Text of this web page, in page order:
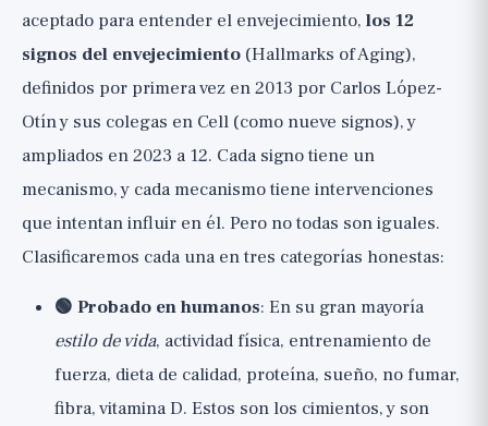
y los senolíticos
reservorio de regeneración
11. Inflamación crónica: el Inflammaging
12. Disbiosis: bacterias intestinales
Entonces, ¿por dónde empezar
La perspectiva amplia
aceptado para entender el envejecimiento, los 12
signos del envejecimiento (Hallmarks of Aging),
definidos por primera vez en 2013 por Carlos López-
Otín y sus colegas en Cell (como nueve signos), y
ampliados en 2023 a 12. Cada signo tiene un
mecanismo, y cada mecanismo tiene intervenciones
que intentan influir en él. Pero no todas son iguales.
Clasificaremos cada una en tres categorías honestas:
🟢 Probado en humanos: En su gran mayoría
estilo de vida, actividad física, entrenamiento de
fuerza, dieta de calidad, proteína, sueño, no fumar,
fibra, vitamina D. Estos son los cimientos, y son